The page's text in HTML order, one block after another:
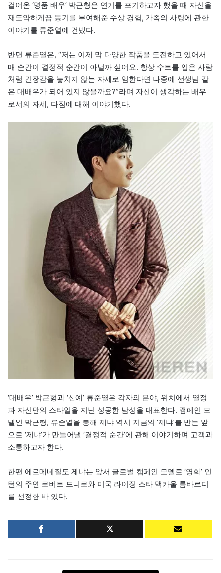
걸어온 ‘명품 배우’ 박근형은 연기를 포기하고자 했을 때 자신을
재도약하게끔 동기를 부여해준 수상 경험, 가족의 사랑에 관한
이야기를 류준열에 건넸다.
반면 류준열은, “저는 이제 막 다양한 작품을 도전하고 있어서
매 순간이 결정적 순간이 아닐까 싶어요. 항상 수트를 입은 사람
처럼 긴장감을 놓치지 않는 자세로 임한다면 나중에 선생님 같
은 대배우가 되어 있지 않을까요?”라며 자신이 생각하는 배우
로서의 자세, 다짐에 대해 이야기했다.
‘대배우’ 박근형과 ‘신예’ 류준열은 각자의 분야, 위치에서 열정
과 자신만의 스타일을 지닌 성공한 남성을 대표한다. 캠페인 모
델인 박근형, 류준열을 통해 제냐 역시 지금의 ‘제냐’를 만든 앞
으로 ‘제냐’가 만들어낼 ‘결정적 순간’에 관해 이야기하며 고객과
소통하고자 한다.
한편 에르메네질도 제냐는 앞서 글로벌 캠페인 모델로 ‘영화’ 인
턴의 주연 로버트 드니로와 미국 라이징 스타 맥카울 롬바르디
를 선정한 바 있다.